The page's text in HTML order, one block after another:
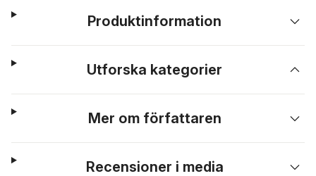
Produktinformation
Utforska kategorier
Mer om författaren
Recensioner i media